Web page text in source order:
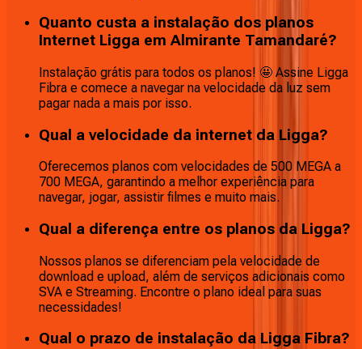
Quanto custa a instalação dos planos
Internet Ligga em Almirante Tamandaré?
Instalação grátis para todos os planos! 🤩 Assine Ligga
Fibra e comece a navegar na velocidade da luz sem
pagar nada a mais por isso.
Qual a velocidade da internet da Ligga?
Oferecemos planos com velocidades de 500 MEGA a
700 MEGA, garantindo a melhor experiência para
navegar, jogar, assistir filmes e muito mais.
Qual a diferença entre os planos da Ligga?
Nossos planos se diferenciam pela velocidade de
download e upload, além de serviços adicionais como
SVA e Streaming. Encontre o plano ideal para suas
necessidades!
Qual o prazo de instalação da Ligga Fibra?